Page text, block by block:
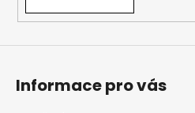
s
Informace pro vás